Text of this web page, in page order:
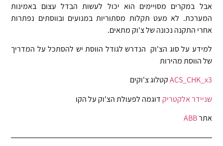
אבל במקרים מסויימים הוא יכול לעשות הבדל עצום באמינות
המערכת. לא מעט תקלות מסתוריות במנועים ובווסתים נפתרות
אחרי התקנה נכונה של צ'וק מתאים.
למידע על סוג הצ'וק הנדרש לגודל הווסת יש להסתכל על המדריך
של הווסת מהירות
ACS_CHK_x3קטלוג צ'וקים
שניידר אלקטריק דוגמה לפעולת הצ'וק על הקו
אתרABB